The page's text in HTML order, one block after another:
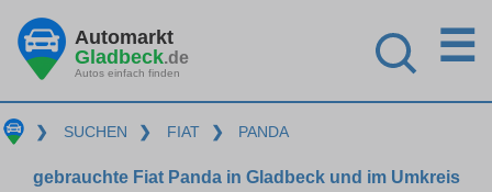
Automarkt
Gladbeck.de
Autos einfach finden
☰
❯ SUCHEN ❯ FIAT ❯ PANDA
gebrauchte Fiat Panda in Gladbeck und im Umkreis